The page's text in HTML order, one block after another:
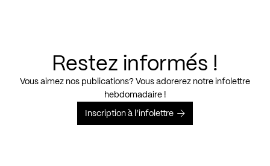
Restez informés !
Vous aimez nos publications? Vous adorerez notre infolettre
hebdomadaire !
Inscription à l’infolettre